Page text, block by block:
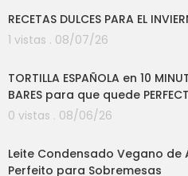
Sal - al gusto
Mango - 100 g
Zumo de Limón - 1/2
Orégano - 1 cdta
Aceite de Sésamo - 1
Semillas de Sésamo -
4. HUEVOS RELLENOS
RECETAS DULCES PARA EL
1 vistas . 08/07/26
TORTILLA ESPAÑOLA en 10
BARES para que quede
0 vistas . 08/06/26
Leite Condensado Vegano de
Perfeito para Sobremesas